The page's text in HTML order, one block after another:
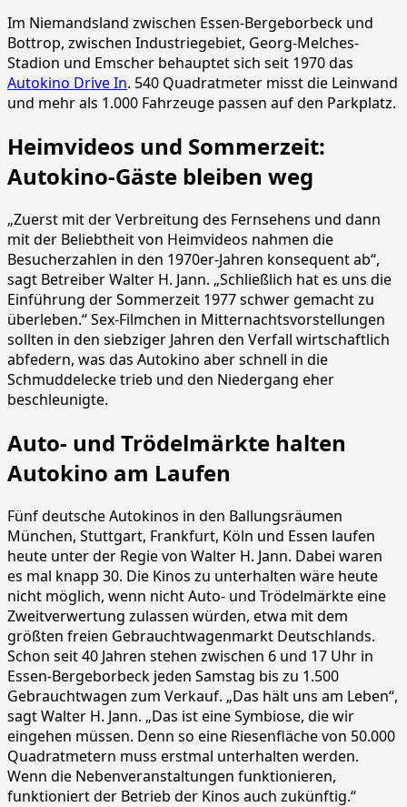
Im Niemandsland zwischen Essen-Bergeborbeck und
Bottrop, zwischen Industriegebiet, Georg-Melches-
Stadion und Emscher behauptet sich seit 1970 das
Autokino Drive In. 540 Quadratmeter misst die Leinwand
und mehr als 1.000 Fahrzeuge passen auf den Parkplatz.
Heimvideos und Sommerzeit:
Autokino-Gäste bleiben weg
„Zuerst mit der Verbreitung des Fernsehens und dann
mit der Beliebtheit von Heimvideos nahmen die
Besucherzahlen in den 1970er-Jahren konsequent ab“,
sagt Betreiber Walter H. Jann. „Schließlich hat es uns die
Einführung der Sommerzeit 1977 schwer gemacht zu
überleben.“ Sex-Filmchen in Mitternachtsvorstellungen
sollten in den siebziger Jahren den Verfall wirtschaftlich
abfedern, was das Autokino aber schnell in die
Schmuddelecke trieb und den Niedergang eher
beschleunigte.
Auto- und Trödelmärkte halten
Autokino am Laufen
Fünf deutsche Autokinos in den Ballungsräumen
München, Stuttgart, Frankfurt, Köln und Essen laufen
heute unter der Regie von Walter H. Jann. Dabei waren
es mal knapp 30. Die Kinos zu unterhalten wäre heute
nicht möglich, wenn nicht Auto- und Trödelmärkte eine
Zweitverwertung zulassen würden, etwa mit dem
größten freien Gebrauchtwagenmarkt Deutschlands.
Schon seit 40 Jahren stehen zwischen 6 und 17 Uhr in
Essen-Bergeborbeck jeden Samstag bis zu 1.500
Gebrauchtwagen zum Verkauf. „Das hält uns am Leben“,
sagt Walter H. Jann. „Das ist eine Symbiose, die wir
eingehen müssen. Denn so eine Riesenfläche von 50.000
Quadratmetern muss erstmal unterhalten werden.
Wenn die Nebenveranstaltungen funktionieren,
funktioniert der Betrieb der Kinos auch zukünftig.“